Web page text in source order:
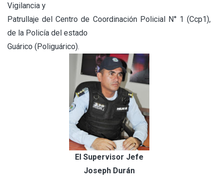
Vigilancia y
Patrullaje del Centro de Coordinación Policial N° 1 (Ccp1),
de la Policía del estado
Guárico (Poliguárico).
El Supervisor Jefe
Joseph Durán